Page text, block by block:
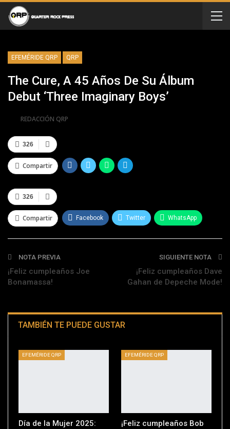
EFEMÉRIDE QRP QRP
The Cure, A 45 Años De Su Álbum
Debut ‘Three Imaginary Boys’
REDACCIÓN QRP
326
Compartir
326
Compartir Facebook Twitter WhatsApp
Telegram
NOTA PREVIA
¡Feliz cumpleaños Joe
Bonamassa!
SIGUIENTE NOTA
¡Feliz cumpleaños Dave
Gahan de Depeche Mode!
TAMBIÉN TE PUEDE GUSTAR
EFEMÉRIDE QRP
Día de la Mujer 2025:
EFEMÉRIDE QRP
¡Feliz cumpleaños Bob